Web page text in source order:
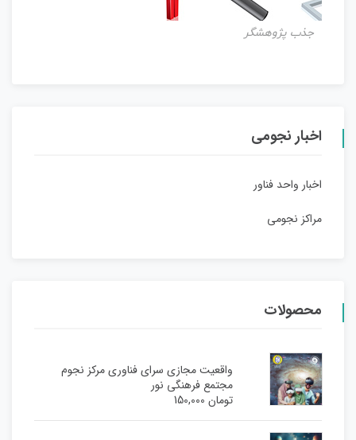
جذب پژوهشگر
اخبار نجومی
اخبار واحد فناور
مراکز نجومی
محصولات
واقعیت مجازی سرای فناوری مرکز نجوم
مجتمع فرهنگی نور
تومان150,000